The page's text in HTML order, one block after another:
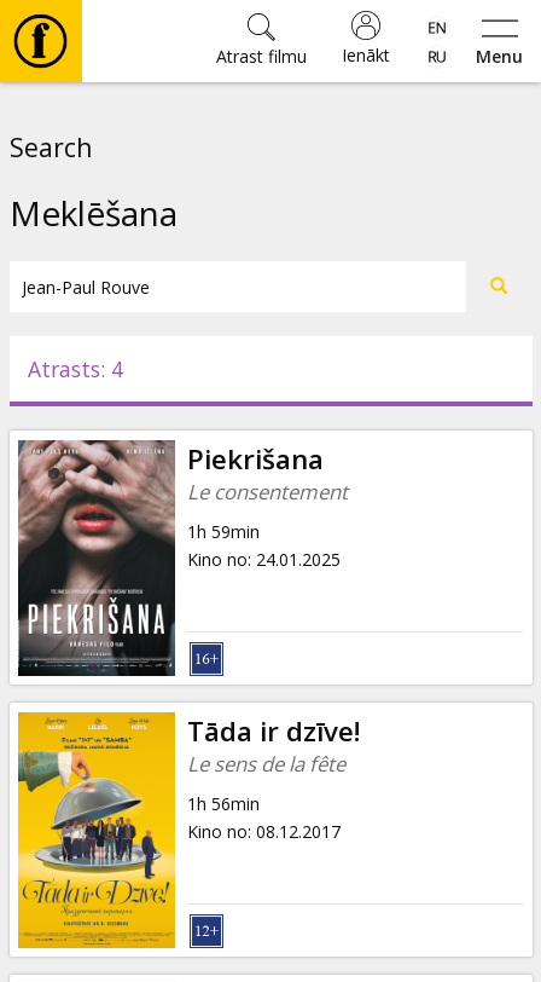
Menu
Ienākt
Atrast filmu
Pasākumi
Ziņas
Dāvanu
kartes
Uzkodas
B2B
Kino
Klubs
Search
Meklēšana
Atrasts: 4
Piekrišana
Le consentement
1h 59min
Kino no: 24.01.2025
Tāda ir dzīve!
Le sens de la fête
1h 56min
Kino no: 08.12.2017